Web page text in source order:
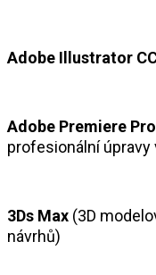
Adobe Illustrator
Adobe Premiere
profesionální úpravy
3Ds Max (3D
návrhů)